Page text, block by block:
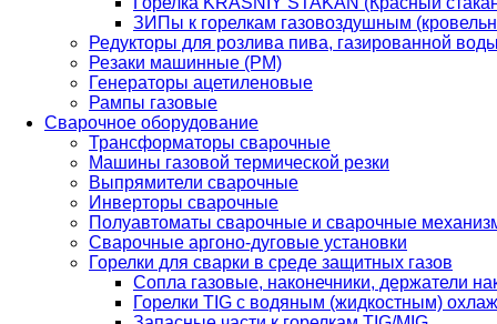
ЗИПы к горелкам газовоздушным
Редукторы для розлива пива, газированной
Резаки машинные (РМ)
Генераторы ацетиленовые
Рампы газовые
Сварочное оборудование
Трансформаторы сварочные
Машины газовой термической резки
Выпрямители сварочные
Инверторы сварочные
Полуавтоматы сварочные и сварочные
Сварочные аргоно-дуговые установки
Горелки для сварки в среде защитных газов
Сопла газовые, наконечники, держатели
Горелки TIG с водяным (жидкостным)